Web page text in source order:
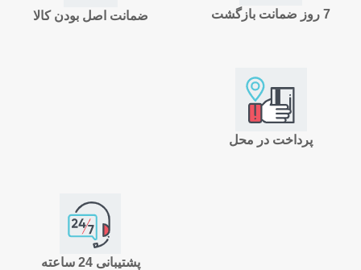
ضمانت اصل بودن کالا 7 روز ضمانت بازگشت
پرداخت در محل
پشتیبانی 24 ساعته